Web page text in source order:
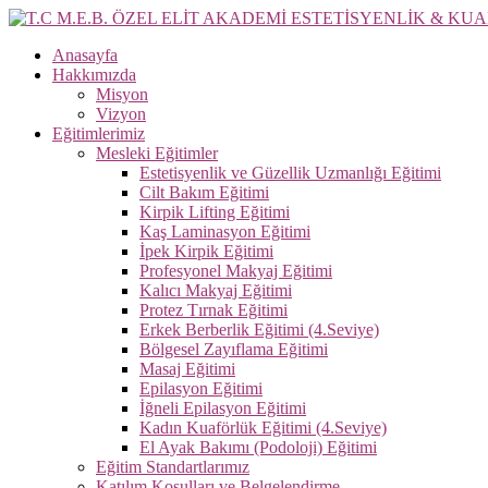
Skip
content
T.C M.E.B. ÖZEL ELİT AKADEMİ
Milli Eğitim Bakanlığı tarafından onaylı % 100 Ögrenme ve İş
Anasayfa
Hakkımızda
Misyon
Vizyon
Eğitimlerimiz
Mesleki Eğitimler
Estetisyenlik ve Güzellik Uzmanlığı Eğitimi
Cilt Bakım Eğitimi
Kirpik Lifting Eğitimi
Kaş Laminasyon Eğitimi
İpek Kirpik Eğitimi
Profesyonel Makyaj Eğitimi
Kalıcı Makyaj Eğitimi
Protez Tırnak Eğitimi
Erkek Berberlik Eğitimi (4.Seviye)
Bölgesel Zayıflama Eğitimi
Masaj Eğitimi
Epilasyon Eğitimi
İğneli Epilasyon Eğitimi
Kadın Kuaförlük Eğitimi (4.Seviye)
El Ayak Bakımı (Podoloji) Eğitimi
Eğitim Standartlarımız